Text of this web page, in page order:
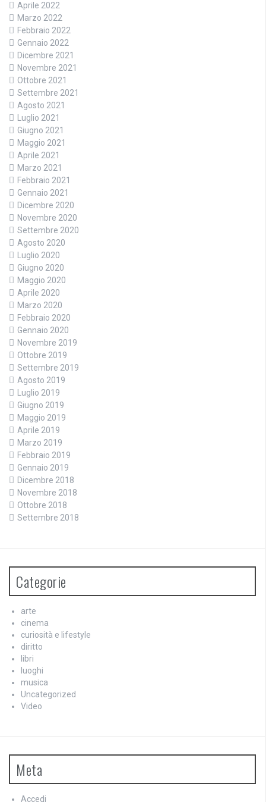
Aprile 2022
Marzo 2022
Febbraio 2022
Gennaio 2022
Dicembre 2021
Novembre 2021
Ottobre 2021
Settembre 2021
Agosto 2021
Luglio 2021
Giugno 2021
Maggio 2021
Aprile 2021
Marzo 2021
Febbraio 2021
Gennaio 2021
Dicembre 2020
Novembre 2020
Settembre 2020
Agosto 2020
Luglio 2020
Giugno 2020
Maggio 2020
Aprile 2020
Marzo 2020
Febbraio 2020
Gennaio 2020
Novembre 2019
Ottobre 2019
Settembre 2019
Agosto 2019
Luglio 2019
Giugno 2019
Maggio 2019
Aprile 2019
Marzo 2019
Febbraio 2019
Gennaio 2019
Dicembre 2018
Novembre 2018
Ottobre 2018
Settembre 2018
Categorie
arte
cinema
curiosità e lifestyle
diritto
libri
luoghi
musica
Uncategorized
Video
Meta
Accedi